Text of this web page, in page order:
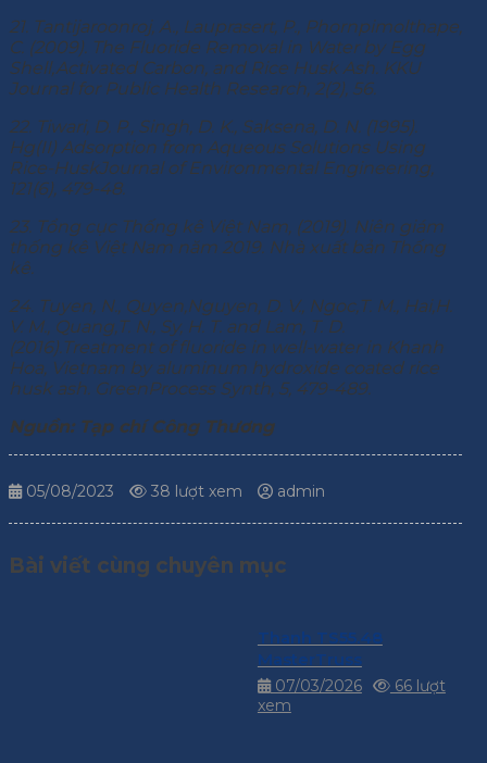
21. Tantijaroonroj, A., Lauprasert, P., Phornpimolthape,
C. (2009). The Fluoride Removal in Water by Egg
Shell,Activated Carbon, and Rice Husk Ash. KKU
Journal for Public Health Research, 2(2), 56.
22. Tiwari, D. P., Singh, D. K., Saksena, D. N. (1995).
Hg(II) Adsorption from Aqueous Solutions Using
Rice-HuskJournal of Environmental Engineering,
121(6), 479-48.
23. Tổng cục Thống kê Việt Nam, (2019). Niên giám
thống kê Việt Nam năm 2019. Nhà xuất bản Thống
kê.
24. Tuyen, N., Quyen,Nguyen, D. V., Ngoc,T. M., Hai,H.
V. M., Quang,T. N., Sy, H. T. and Lam, T. D.
(2016).Treatment of fluoride in well-water in Khanh
Hoa, Vietnam by aluminum hydroxide coated rice
husk ash. GreenProcess Synth, 5, 479-489.
Nguồn: Tạp chí Công Thương
05/08/2023 38 lượt xem admin
Bài viết cùng chuyên mục
Thanh TS55.48
MasterTruss
07/03/2026
66 lượt
xem